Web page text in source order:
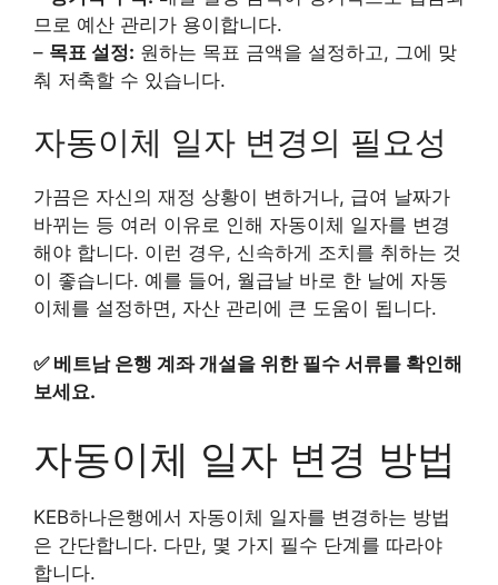
므로 예산 관리가 용이합니다.
– 목표 설정: 원하는 목표 금액을 설정하고, 그에 맞
춰 저축할 수 있습니다.
자동이체 일자 변경의 필요성
가끔은 자신의 재정 상황이 변하거나, 급여 날짜가
바뀌는 등 여러 이유로 인해 자동이체 일자를 변경
해야 합니다. 이런 경우, 신속하게 조치를 취하는 것
이 좋습니다. 예를 들어, 월급날 바로 한 날에 자동
이체를 설정하면, 자산 관리에 큰 도움이 됩니다.
✅ 베트남 은행 계좌 개설을 위한 필수 서류를 확인해
보세요.
자동이체 일자 변경 방법
KEB하나은행에서 자동이체 일자를 변경하는 방법
은 간단합니다. 다만, 몇 가지 필수 단계를 따라야
합니다.